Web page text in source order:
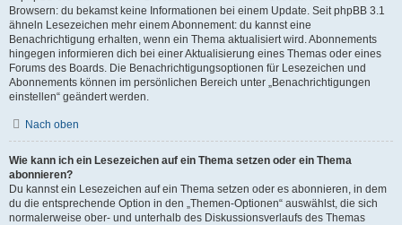
Browsern: du bekamst keine Informationen bei einem Update. Seit phpBB 3.1
ähneln Lesezeichen mehr einem Abonnement: du kannst eine
Benachrichtigung erhalten, wenn ein Thema aktualisiert wird. Abonnements
hingegen informieren dich bei einer Aktualisierung eines Themas oder eines
Forums des Boards. Die Benachrichtigungsoptionen für Lesezeichen und
Abonnements können im persönlichen Bereich unter „Benachrichtigungen
einstellen“ geändert werden.
Nach oben
Wie kann ich ein Lesezeichen auf ein Thema setzen oder ein Thema
abonnieren?
Du kannst ein Lesezeichen auf ein Thema setzen oder es abonnieren, in dem
du die entsprechende Option in den „Themen-Optionen“ auswählst, die sich
normalerweise ober- und unterhalb des Diskussionsverlaufs des Themas